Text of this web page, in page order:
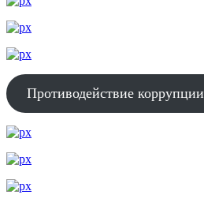
Противодействие коррупции